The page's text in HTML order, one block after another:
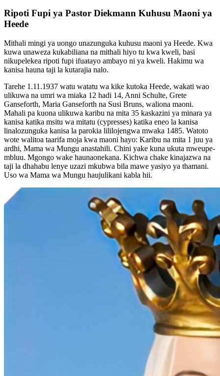
Ripoti Fupi ya Pastor Diekmann Kuhusu Maoni ya
Heede
Mithali mingi ya uongo unazunguka kuhusu maoni ya Heede. Kwa
kuwa unaweza kukabiliana na mithali hiyo tu kwa kweli, basi
nikupelekea ripoti fupi ifuatayo ambayo ni ya kweli. Hakimu wa
kanisa hauna taji la kutarajia nalo.
Tarehe 1.11.1937 watu watatu wa kike kutoka Heede, wakati wao
ulikuwa na umri wa miaka 12 hadi 14, Anni Schulte, Grete
Ganseforth, Maria Ganseforth na Susi Bruns, waliona maoni.
Mahali pa kuona ulikuwa karibu na mita 35 kaskazini ya minara ya
kanisa katika msitu wa mitatu (cypresses) katika eneo la kanisa
linalozunguka kanisa la parokia lililojengwa mwaka 1485. Watoto
wote walitoa taarifa moja kwa maoni hayo: Karibu na mita 1 juu ya
ardhi, Mama wa Mungu anastahili. Chini yake kuna ukuta mweupe-
mbluu. Mgongo wake haunaonekana. Kichwa chake kinajazwa na
taji la dhahabu lenye uzazi mkubwa bila mawe yasiyo ya thamani.
Uso wa Mama wa Mungu haujulikani kabla hii.